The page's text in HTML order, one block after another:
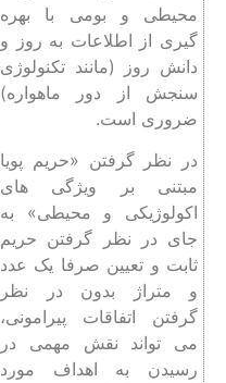
محیطی و بومی با بهره
گیری از اطلاعات به روز و
دانش روز (مانند تکنولوژی
سنجش از دور ماهواره)
ضروری است.
در نظر گرفتن «حریم پویا
مبتنی بر ویژگی های
اکولوژیکی و محیطی» به
جای در نظر گرفتن حریم
ثابت و تعیین صرفا یک عدد
و متراژ بدون در نظر
گرفتن اتفاقات پیرامونی،
می تواند نقش مهمی در
رسیدن به اهداف مورد